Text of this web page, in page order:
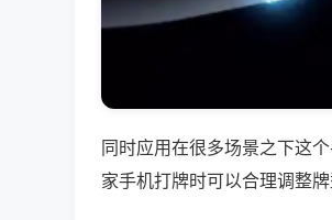
同时应用在很多场景之下这
家手机打牌时可以合理调整